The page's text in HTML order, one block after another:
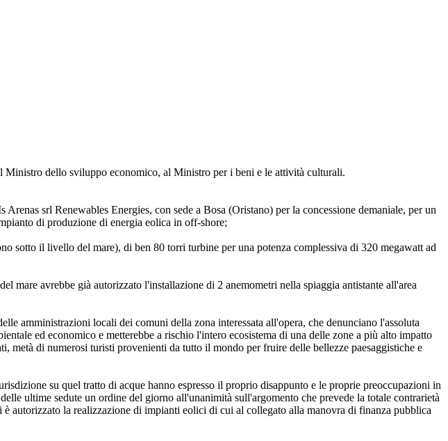
dello sviluppo economico, al Ministro per i beni e le attività culturali.
srl Renewables Energies, con sede a Bosa (Oristano) per la concessione demaniale, per un
di produzione di energia eolica in off-shore;
sotto il livello del mare), di ben 80 torri turbine per una potenza complessiva di 320 megawatt ad
avrebbe già autorizzato l'installazione di 2 anemometri nella spiaggia antistante all'area
amministrazioni locali dei comuni della zona interessata all'opera, che denunciano l'assoluta
ed economico e metterebbe a rischio l'intero ecosistema di una delle zone a più alto impatto
metà di numerosi turisti provenienti da tutto il mondo per fruire delle bellezze paesaggistiche e
su quel tratto di acque hanno espresso il proprio disappunto e le proprie preoccupazioni in
ultime sedute un ordine del giorno all'unanimità sull'argomento che prevede la totale contrarietà
autorizzato la realizzazione di impianti eolici di cui al collegato alla manovra di finanza pubblica